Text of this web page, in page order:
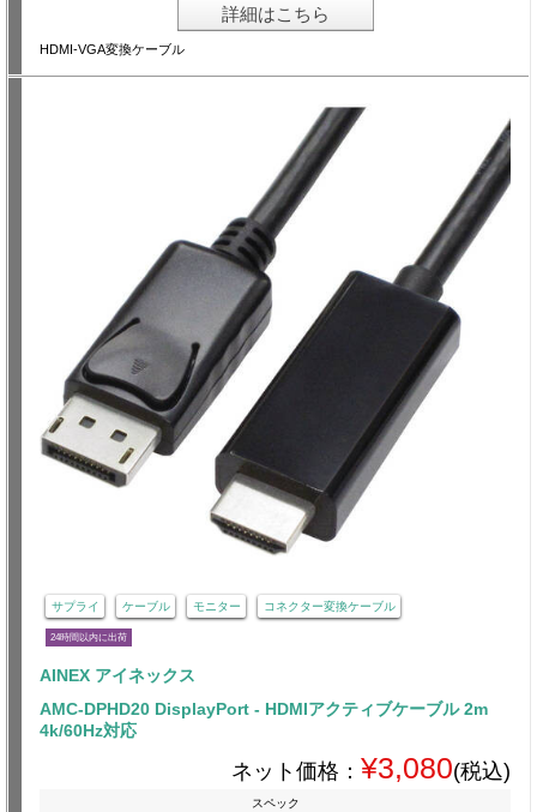
詳細はこちら
HDMI-VGA変換ケーブル
サプライ ケーブル モニター コネクター変換ケーブル
24時間以内に出荷
AINEX アイネックス
AMC-DPHD20 DisplayPort - HDMIアクティブケーブル 2m
4k/60Hz対応
ネット価格： ¥3,080(税込)
スペック